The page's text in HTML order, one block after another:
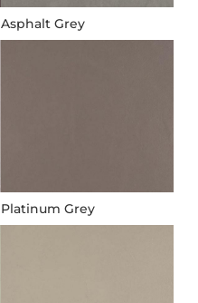
Asphalt Grey
Platinum Grey